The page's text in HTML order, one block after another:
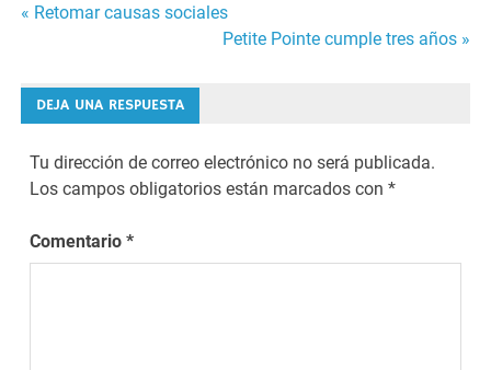
Navegación
entradas
« Retomar causas sociales
Petite Pointe cumple tres años »
DEJA UNA RESPUESTA
Tu dirección de correo electrónico no será publicada.
Los campos obligatorios están marcados con*
Comentario*